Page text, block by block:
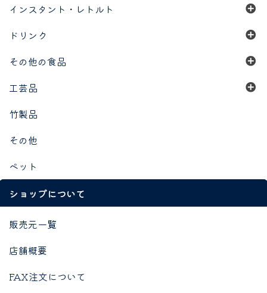
インスタント・レトルト
ドリンク
その他の食品
工芸品
竹製品
その他
ペット
ショップについて
販売元一覧
店舗概要
FAX注文について